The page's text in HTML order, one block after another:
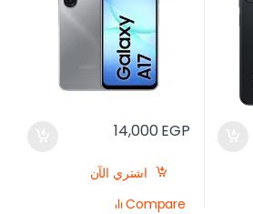
14,000EGP
اشتري الآن
Compare